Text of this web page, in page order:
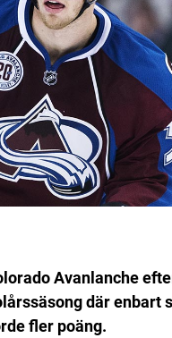
Avanlanche
där enbart
fler poäng.